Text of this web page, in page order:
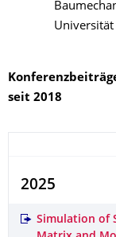
seit 2018
2025
Simulation of